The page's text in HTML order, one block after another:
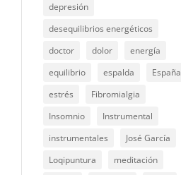
depresión
desequilibrios energéticos
doctor
dolor
energía
equilibrio
espalda
España
estrés
Fibromialgia
Insomnio
Instrumental
instrumentales
José García
Loqipuntura
meditación